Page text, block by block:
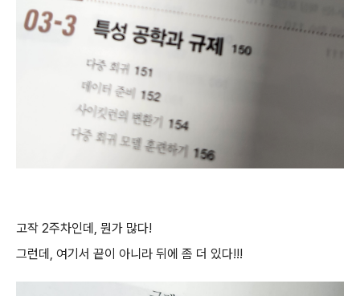
고작 2주차인데, 뭔가 많다!
그런데, 여기서 끝이 아니라 뒤에 좀 더 있다!!!